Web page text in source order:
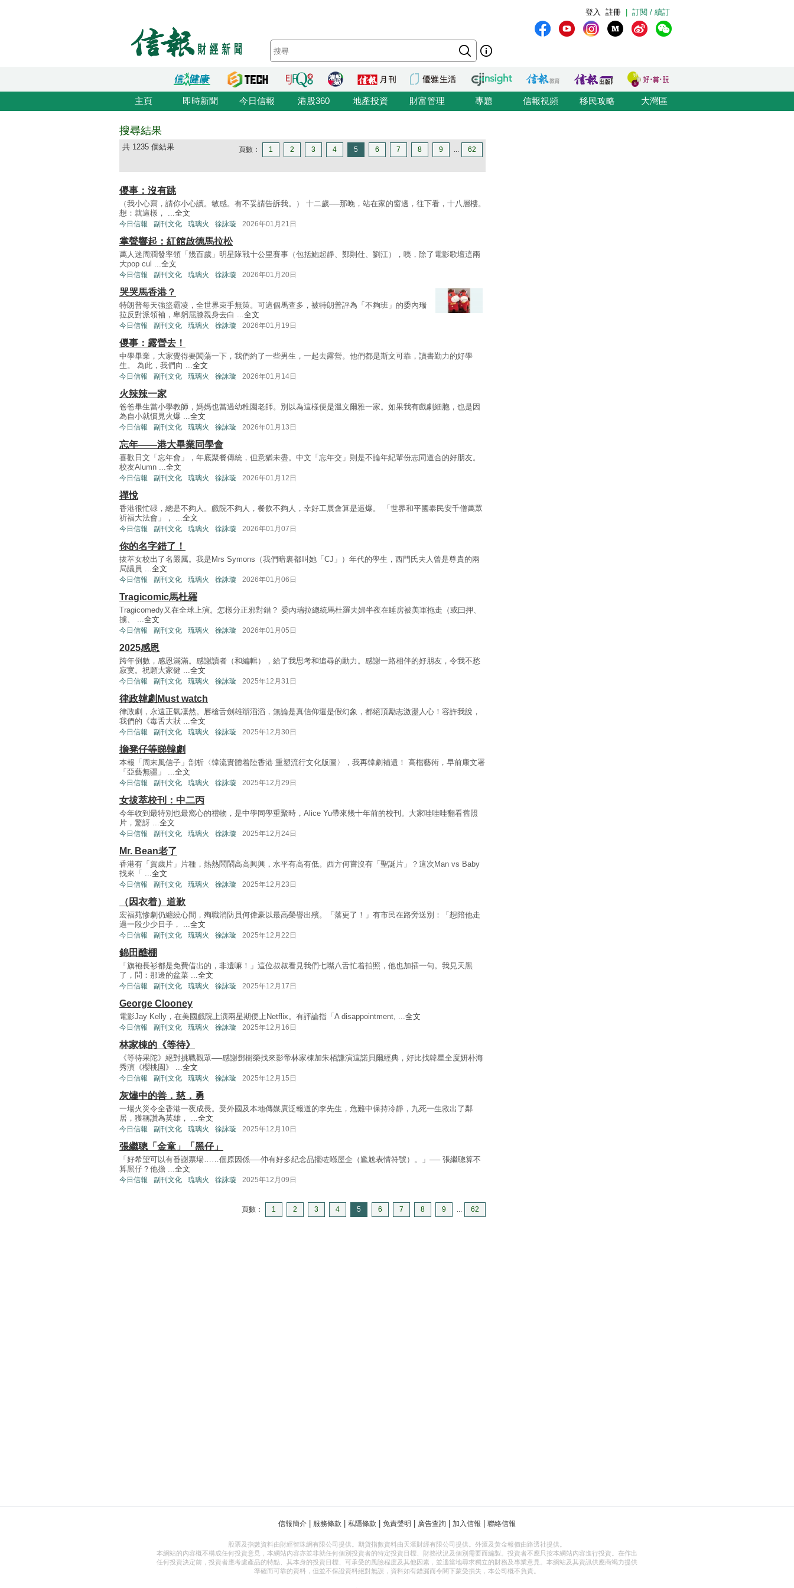
訂閱 / 續訂
註冊
登入
主頁 即時新聞 今日信報 港股360 地產投資 財富管理 專題 信報視頻 移民攻略 大灣區
搜尋結果
共 1235 個結果 頁數： 1 2 3 4 5 6 7 8 9 ... 62
儍事：沒有跳
（我小心寫，請你小心讀。敏感。有不妥請告訴我。） 十二歲──那晚，站在家的窗邊，往下看，十八層樓。
想：就這樣， ...全文
今日信報 副刊文化 琉璃火 徐詠璇 2026年01月21日
掌聲響起：紅館啟德馬拉松
萬人迷周潤發率領「幾百歲」明星隊戰十公里賽事（包括鮑起靜、鄭則仕、劉江），咦，除了電影歌壇這兩
大pop cul ...全文
今日信報 副刊文化 琉璃火 徐詠璇 2026年01月20日
哭哭馬香港？
特朗普每天強盜霸凌，全世界束手無策。可這個馬查多，被特朗普評為「不夠班」的委內瑞
拉反對派領袖，卑躬屈膝親身去白 ...全文
今日信報 副刊文化 琉璃火 徐詠璇 2026年01月19日
儍事：露營去！
中學畢業，大家覺得要闖蕩一下，我們約了一些男生，一起去露營。他們都是斯文可靠，讀書勤力的好學
生。 為此，我們向 ...全文
今日信報 副刊文化 琉璃火 徐詠璇 2026年01月14日
火辣辣一家
爸爸畢生當小學教師，媽媽也當過幼稚園老師。別以為這樣便是溫文爾雅一家。如果我有戲劇細胞，也是因
為自小就慣見火爆 ...全文
今日信報 副刊文化 琉璃火 徐詠璇 2026年01月13日
忘年——港大畢業同學會
喜歡日文「忘年會」，年底聚餐傳統，但意猶未盡。中文「忘年交」則是不論年紀輩份志同道合的好朋友。
校友Alumn ...全文
今日信報 副刊文化 琉璃火 徐詠璇 2026年01月12日
禪悅
香港很忙碌，總是不夠人。戲院不夠人，餐飲不夠人，幸好工展會算是逼爆。 「世界和平國泰民安千僧萬眾
祈福大法會」， ...全文
今日信報 副刊文化 琉璃火 徐詠璇 2026年01月07日
你的名字錯了！
拔萃女校出了名嚴厲。我是Mrs Symons（我們暗裏都叫她「CJ」）年代的學生，西門氏夫人曾是尊貴的兩
局議員 ...全文
今日信報 副刊文化 琉璃火 徐詠璇 2026年01月06日
Tragicomic馬杜羅
Tragicomedy又在全球上演。怎樣分正邪對錯？ 委內瑞拉總統馬杜羅夫婦半夜在睡房被美軍拖走（或曰押、
擄、 ...全文
今日信報 副刊文化 琉璃火 徐詠璇 2026年01月05日
2025感恩
跨年倒數，感恩滿滿。感謝讀者（和編輯），給了我思考和追尋的動力。感謝一路相伴的好朋友，令我不愁
寂寞。祝願大家健 ...全文
今日信報 副刊文化 琉璃火 徐詠璇 2025年12月31日
律政韓劇Must watch
律政劇，永遠正氣凜然。唇槍舌劍雄辯滔滔，無論是真信仰還是假幻象，都絕頂勵志激盪人心！容許我說，
我們的《毒舌大狀 ...全文
今日信報 副刊文化 琉璃火 徐詠璇 2025年12月30日
擔凳仔等睇韓劇
本報「周末風信子」剖析〈韓流實體着陸香港 重塑流行文化版圖〉，我再韓劇補遺！ 高檔藝術，早前康文署
「亞藝無疆」 ...全文
今日信報 副刊文化 琉璃火 徐詠璇 2025年12月29日
女拔萃校刊：中二丙
今年收到最特別也最窩心的禮物，是中學同學重聚時，Alice Yu帶來幾十年前的校刊。大家哇哇哇翻看舊照
片，驚訝 ...全文
今日信報 副刊文化 琉璃火 徐詠璇 2025年12月24日
Mr. Bean老了
香港有「賀歲片」片種，熱熱鬧鬧高高興興，水平有高有低。西方何嘗沒有「聖誕片」？這次Man vs Baby
找來「 ...全文
今日信報 副刊文化 琉璃火 徐詠璇 2025年12月23日
（因衣着）道歉
宏福苑慘劇仍纏繞心間，殉職消防員何偉豪以最高榮譽出殯。「落更了！」有市民在路旁送別：「想陪他走
過一段少少日子， ...全文
今日信報 副刊文化 琉璃火 徐詠璇 2025年12月22日
錦田醮棚
「旗袍長衫都是免費借出的，非遺嘛！」這位叔叔看見我們七嘴八舌忙着拍照，他也加插一句。我見天黑
了，問：那邊的盆菜 ...全文
今日信報 副刊文化 琉璃火 徐詠璇 2025年12月17日
George Clooney
電影Jay Kelly，在美國戲院上演兩星期便上Netflix。有評論指「A disappointment, ...全文
今日信報 副刊文化 琉璃火 徐詠璇 2025年12月16日
林家棟的《等待》
《等待果陀》絕對挑戰觀眾──感謝鄧樹榮找來影帝林家棟加朱栢謙演這諾貝爾經典，好比找韓星全度妍朴海
秀演《櫻桃園》 ...全文
今日信報 副刊文化 琉璃火 徐詠璇 2025年12月15日
灰燼中的善．慈．勇
一場火災令全香港一夜成長。受外國及本地傳媒廣泛報道的李先生，危難中保持冷靜，九死一生救出了鄰
居，獲稱讚為英雄， ...全文
今日信報 副刊文化 琉璃火 徐詠璇 2025年12月10日
張繼聰「金童」「黑仔」
「好希望可以有番謝票場……個原因係──仲有好多紀念品擺咗喺屋企（尷尬表情符號）。」── 張繼聰算不
算黑仔？他擔 ...全文
今日信報 副刊文化 琉璃火 徐詠璇 2025年12月09日
頁數： 1 2 3 4 5 6 7 8 9 ... 62
信報簡介 服務條款 私隱條款 免責聲明 廣告查詢 加入信報 聯絡信報
股票及指數資料由財經智珠網有限公司提供。期貨指數資料由天滙財經有限公司提供。外滙及黃金報價由路透社提供。
本網站的內容概不構成任何投資意見，本網站內容亦並非就任何個別投資者的特定投資目標、財務狀況及個別需要而編製。投資者不應只按本網站內容進行投資。在作出
任何投資決定前，投資者應考慮產品的特點、其本身的投資目標、可承受的風險程度及其他因素，並適當地尋求獨立的財務及專業意見。本網站及其資訊供應商竭力提供
準確而可靠的資料，但並不保證資料絕對無誤，資料如有錯漏而令閣下蒙受損失，本公司概不負責。